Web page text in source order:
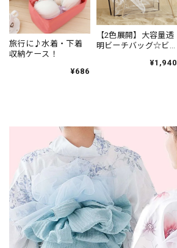
旅行に♪水着・下着
収納ケース！
¥686
【2色展開】大容量透
明ビーチバッグ☆ビ
¥1,940